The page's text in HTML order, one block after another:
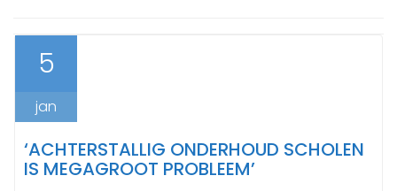
5
jan
‘ACHTERSTALLIG ONDERHOUD SCHOLEN
IS MEGAGROOT PROBLEEM’